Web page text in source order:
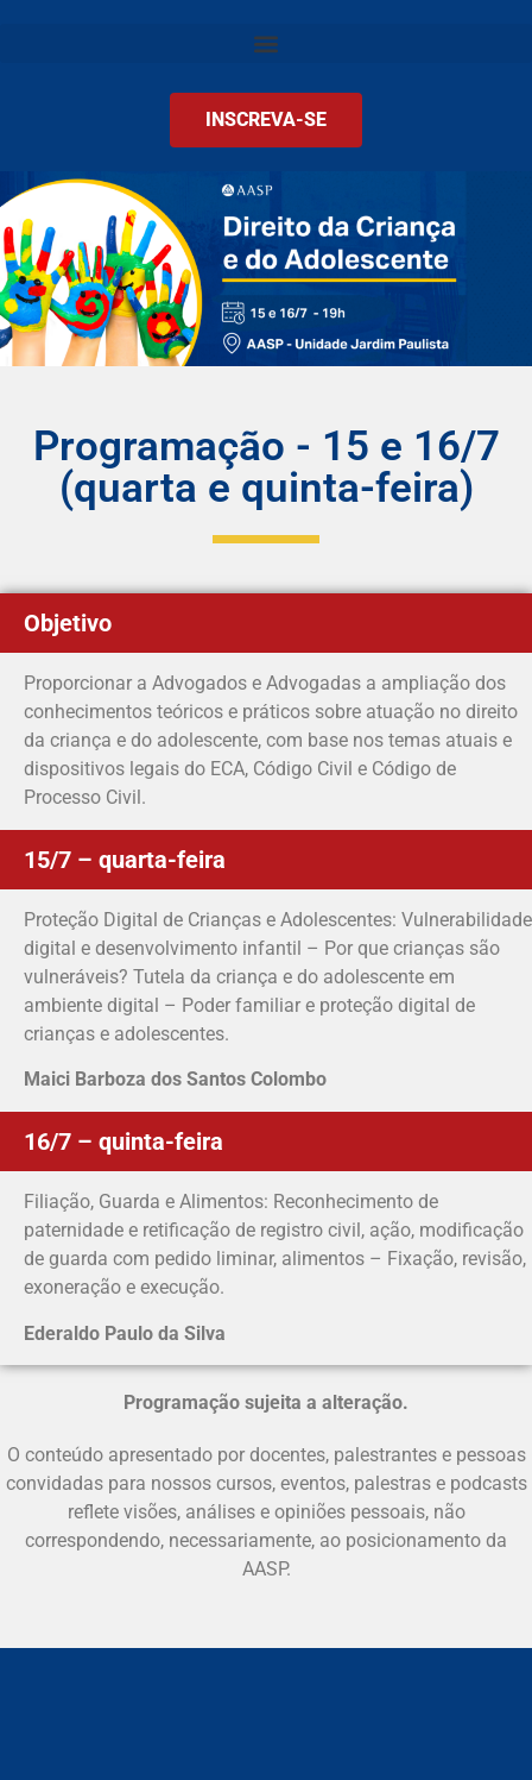
INSCREVA-SE
Programação - 15 e 16/7
(quarta e quinta-feira)
Objetivo
Proporcionar a Advogados e Advogadas a ampliação dos
conhecimentos teóricos e práticos sobre atuação no direito
da criança e do adolescente, com base nos temas atuais e
dispositivos legais do ECA, Código Civil e Código de
Processo Civil.
15/7 – quarta-feira
Proteção Digital de Crianças e Adolescentes: Vulnerabilidade
digital e desenvolvimento infantil – Por que crianças são
vulneráveis? Tutela da criança e do adolescente em
ambiente digital – Poder familiar e proteção digital de
crianças e adolescentes.
Maici Barboza dos Santos Colombo
16/7 – quinta-feira
Filiação, Guarda e Alimentos: Reconhecimento de
paternidade e retificação de registro civil, ação, modificação
de guarda com pedido liminar, alimentos – Fixação, revisão,
exoneração e execução.
Ederaldo Paulo da Silva
Programação sujeita a alteração.
O conteúdo apresentado por docentes, palestrantes e pessoas
convidadas para nossos cursos, eventos, palestras e podcasts
reflete visões, análises e opiniões pessoais, não
correspondendo, necessariamente, ao posicionamento da
AASP.